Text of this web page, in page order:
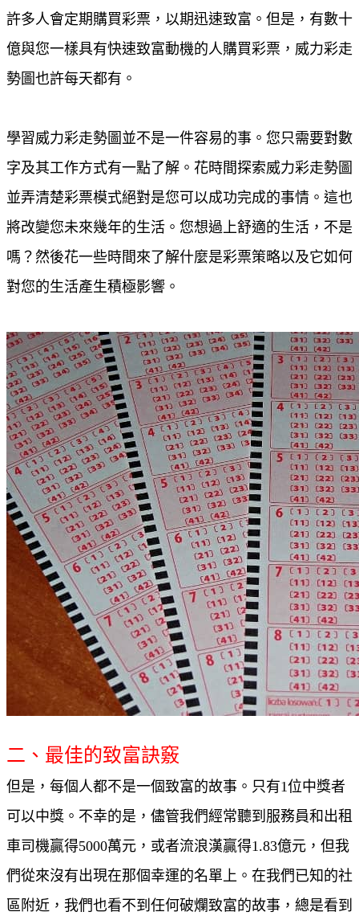
許多人會定期購買彩票，以期迅速致富。但是，有數十
億與您一樣具有快速致富動機的人購買彩票，威力彩走
勢圖也許每天都有。
學習威力彩走勢圖並不是一件容易的事。您只需要對數
字及其工作方式有一點了解。花時間探索威力彩走勢圖
並弄清楚彩票模式絕對是您可以成功完成的事情。這也
將改變您未來幾年的生活。您想過上舒適的生活，不是
嗎？然後花一些時間來了解什麼是彩票策略以及它如何
對您的生活產生積極影響。
二、最佳的致富訣竅
但是，每個人都不是一個致富的故事。只有1位中獎者
可以中獎。不幸的是，儘管我們經常聽到服務員和出租
車司機贏得5000萬元，或者流浪漢贏得1.83億元，但我
們從來沒有出現在那個幸運的名單上。在我們已知的社
區附近，我們也看不到任何破爛致富的故事，總是看到